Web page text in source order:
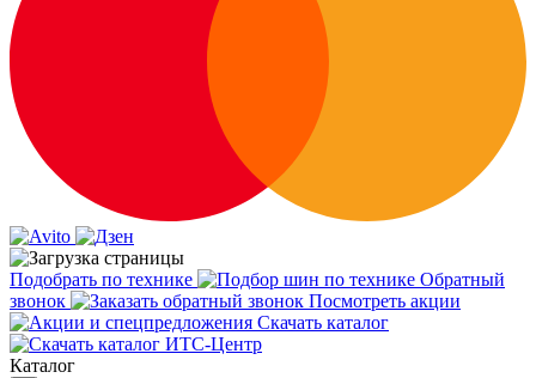
Подобрать по технике
Обратный
звонок
Посмотреть акции
Скачать каталог
Каталог